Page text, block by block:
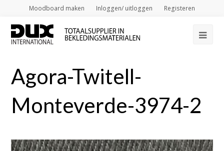
Moodboard maken Inloggen/ uitloggen Registeren
Agora-Twitell-
Monteverde-3974-2